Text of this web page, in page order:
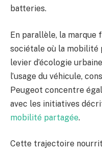
batteries.
En parallèle, la marque
sociétale où la mobilité
levier d’écologie
l’usage du véhicule,
Peugeot concentre
avec les initiatives
mobilité partagée.
Cette trajectoire nourrit